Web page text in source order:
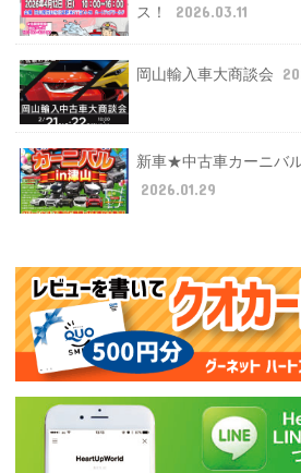
ス！
2026.03.11
岡山輸入車大商談会
新車★中古車カーニバ
2026.01.29